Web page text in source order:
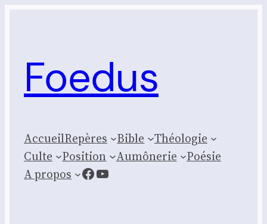
Foedus
AccueilRepères Bible
Théologie
Culte
Posi­tion Aumônerie
Poésie
A propos
Facebook
YouTube